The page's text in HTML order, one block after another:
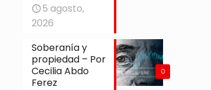
5 agosto,
2026
0
Soberanía y
propiedad – Por
Cecilia Abdo
Ferez